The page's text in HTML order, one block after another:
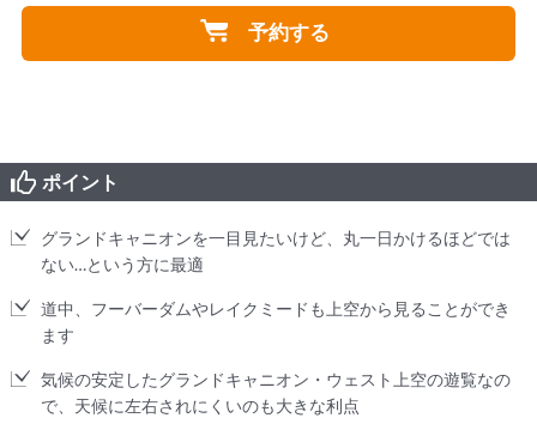
予約する
ポイント
グランドキャニオンを一目見たいけど、丸一日かけるほどでは
ない…という方に最適
道中、フーバーダムやレイクミードも上空から見ることができ
ます
気候の安定したグランドキャニオン・ウェスト上空の遊覧なの
で、天候に左右されにくいのも大きな利点